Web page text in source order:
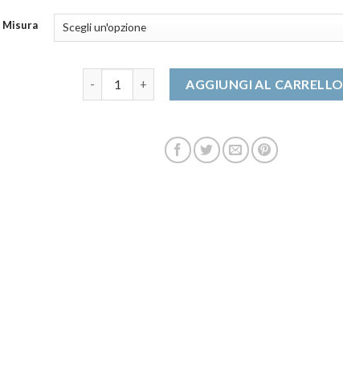
Misura
AGGIUNGI AL CARRELLO